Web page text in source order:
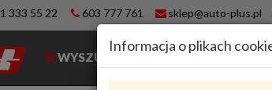
333 55 22 603 777 761 sklep@auto-plus.pl
WYSZUKIWARKA
Informacja o plikach